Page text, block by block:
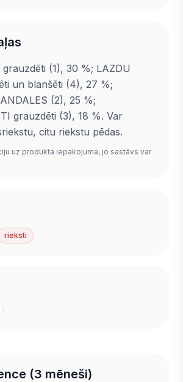
(1), 30 %; LAZDU
un blanšēti (4), 27 %;
(2), 25 %;
grauzdēti (3), 18 %. Var
citu riekstu pēdas.
uz produkta iepakojuma, jo sastāvs var
rieksti
(3 mēneši)